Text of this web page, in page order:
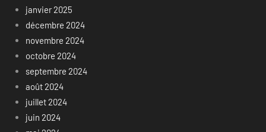
janvier 2025
décembre 2024
novembre 2024
octobre 2024
septembre 2024
août 2024
juillet 2024
juin 2024